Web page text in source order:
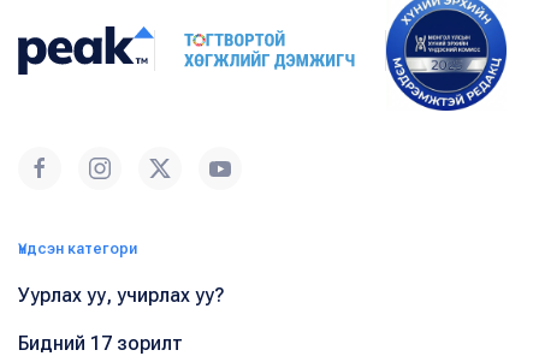
Үндсэн категори
Уурлах уу, учирлах уу?
Бидний 17 зорилт